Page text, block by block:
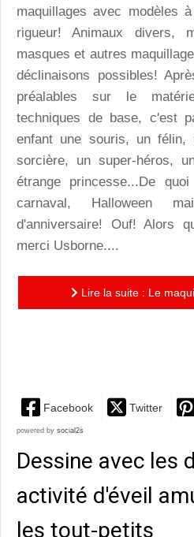
maquillages avec modèles
rigueur! Animaux divers,
masques et autres
déclinaisons possibles!
préalables sur le
techniques de base, c'est
enfant une souris, un félin,
sorcière, un super-héros,
étrange princesse...De
carnaval, Halloween
d'anniversaire! Ouf! Alors
merci Usborne....
Lire la suite : Le
Facebook Twitter
powered by social2s
Dessine avec les
activité d'éveil
les tout-petits